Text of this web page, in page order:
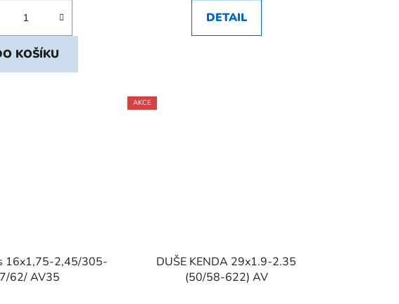
KOŠÍKU
DETAIL
16x1,75-2,45/305-
62/ AV35
AKCE
DUŠE KENDA 29x1.9-2.35
(50/58-622) AV